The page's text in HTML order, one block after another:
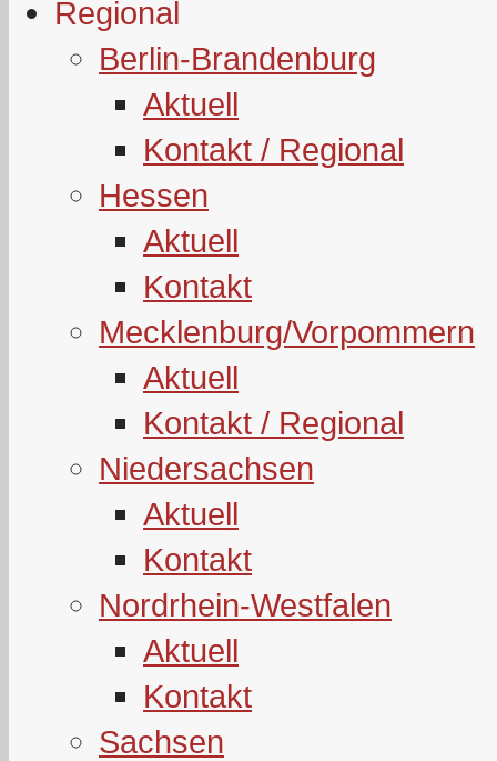
Regional
Berlin-Brandenburg
Aktuell
Kontakt / Regional
Hessen
Aktuell
Kontakt
Mecklenburg/Vorpommern
Aktuell
Kontakt / Regional
Niedersachsen
Aktuell
Kontakt
Nordrhein-Westfalen
Aktuell
Kontakt
Sachsen